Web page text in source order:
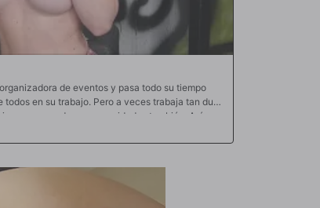
de eventos y pasa todo su tiempo
en su trabajo. Pero a veces trabaja tan duro
se ocupe de sus necesidades también. Así que
tener una aventura traviesa solo para ella.
sobre una polla realmente grande y
el trabajo intenta entrometerse y su
al trabajo. Pero no este día, hoy Bunny se
y la ordeñará hasta que se dispare por todo su